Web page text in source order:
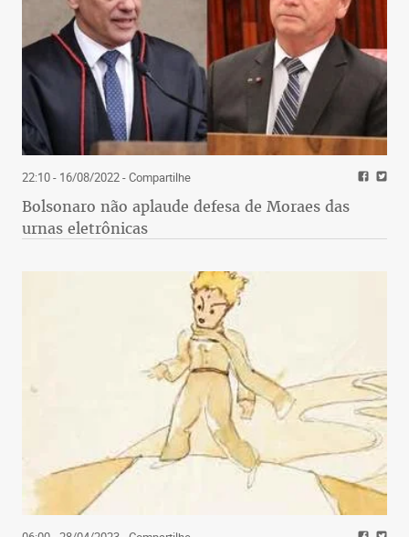
22:10 - 16/08/2022- Compartilhe
Bolsonaro não aplaude defesa de Moraes das
urnas eletrônicas